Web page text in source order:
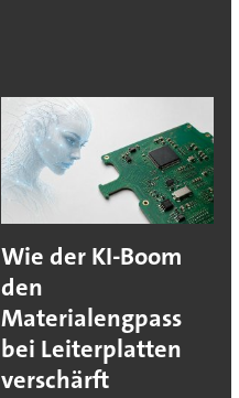
Wie der KI-Boom
den
Materialengpass
bei Leiterplatten
verschärft